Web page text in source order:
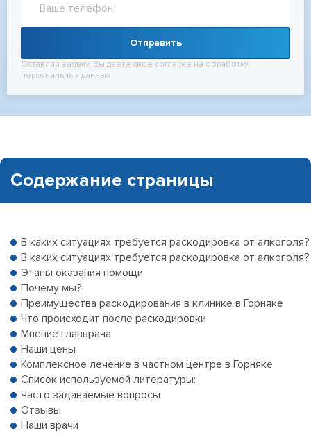
Отправить
Оставляя заявку, Вы даёте своё согласие на обработку
персональных данных
Содержание страницы
В каких ситуациях требуется раскодировка от алкоголя?
В каких ситуациях требуется раскодировка от алкоголя?
Этапы оказания помощи
Почему мы?
Преимущества раскодирования в клинике в Горняке
Что происходит после раскодировки
Мнение главврача
Наши цены
Комплексное лечение в частном центре в Горняке
Список используемой литературы:
Часто задаваемые вопросы
Отзывы
Наши врачи